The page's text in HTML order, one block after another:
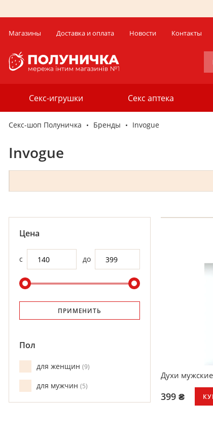
Магазины Доставка и оплата Новости Контакты
Секс-игрушки Секс аптека
Секс-шоп Полуничка Бренды Invogue
Invogue
Духи
399 ₴
Цена
с до
ПРИМЕНИТЬ
Пол
для женщин 9
для мужчин 5